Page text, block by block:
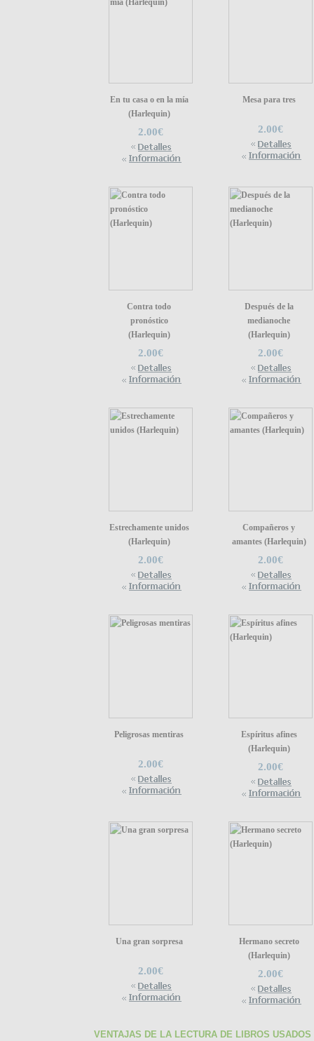
En tu casa o en la mía
(Harlequin)
2.00€
Mesa para tres
2.00€
Contra todo
pronóstico
(Harlequin)
2.00€
Después de la
medianoche
(Harlequin)
2.00€
Estrechamente unidos
(Harlequin)
2.00€
Compañeros y
amantes (Harlequin)
2.00€
Peligrosas mentiras
2.00€
Espíritus afines
(Harlequin)
2.00€
Una gran sorpresa
2.00€
Hermano secreto
(Harlequin)
2.00€
VENTAJAS DE LA LECTURA DE LIBROS USADOS